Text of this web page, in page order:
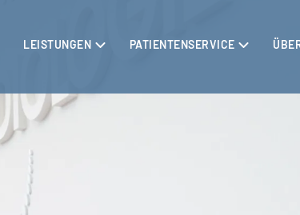
LEISTUNGEN PATIENTENSERVICE